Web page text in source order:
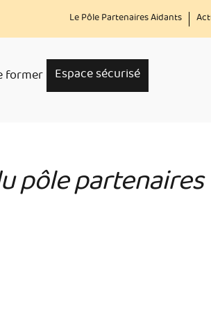
Menu
secondaire
Le Pôle Partenaires Aidants
former Espace sécurisé
pôle partenaires